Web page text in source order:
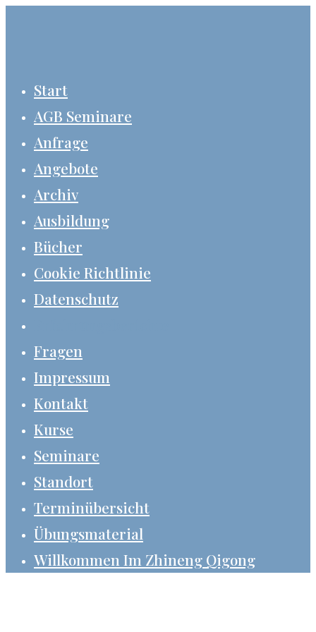
Start
AGB Seminare
Anfrage
Angebote
Archiv
Ausbildung
Bücher
Cookie Richtlinie
Datenschutz
Fragen
Impressum
Kontakt
Kurse
Seminare
Standort
Terminübersicht
Übungsmaterial
Willkommen Im Zhineng Qigong